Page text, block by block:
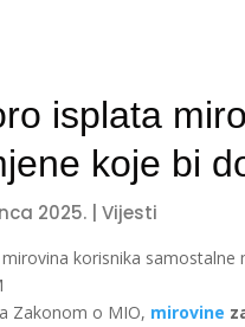
isplata
koje bi
2025. |Vijesti
korisnika
Zakonom o MIO, mirovine